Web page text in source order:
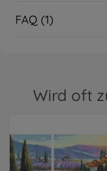
FAQ (1)
Wird oft